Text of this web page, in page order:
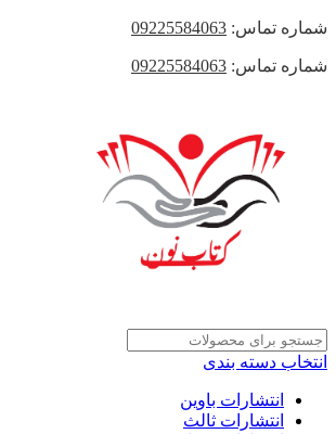
شماره تماس: 09225584063
شماره تماس: 09225584063
انتخاب دسته بندی
انتشارات باوین
انتشارات ثالث